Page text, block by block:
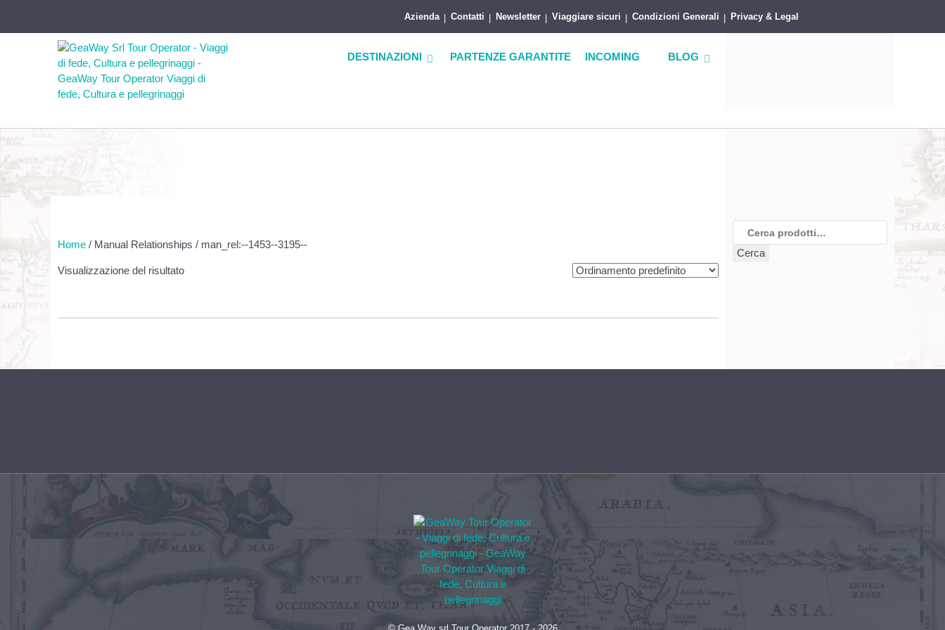
Azienda Contatti Newsletter Viaggiare sicuri Condizioni Generali Privacy & Legal
DESTINAZIONI PARTENZE GARANTITE INCOMING BLOG
Home / Manual Relationships / man_rel:--1453--3195--
Visualizzazione del risultato
Cerca:
Cerca